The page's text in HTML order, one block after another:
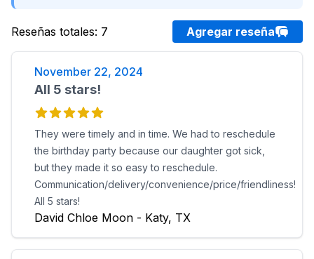
Reseñas totales: 7 Agregar reseña
November 22, 2024
All 5 stars!
They were timely and in time. We had to reschedule
the birthday party because our daughter got sick,
but they made it so easy to reschedule.
Communication/delivery/convenience/price/friendliness!
All 5 stars!
David Chloe Moon - Katy, TX